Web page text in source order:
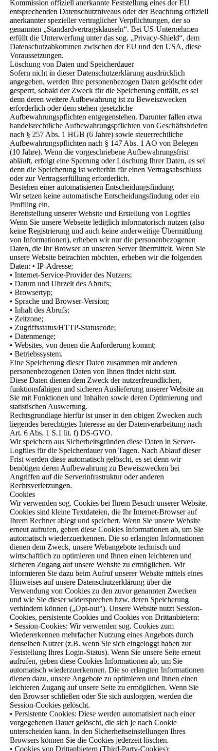
Kommission offiziell anerkannte Feststellung eines der EU
entsprechenden Datenschutzniveaus oder der Beachtung offiziell
anerkannter spezieller vertraglicher Verpflichtungen, der so
genannten „Standardvertragsklauseln“. Bei US-Unternehmen
erfüllt die Unterwerfung unter das sog. „Privacy-Shield“, dem
Datenschutzabkommen zwischen der EU und den USA, diese
Voraussetzungen.
Löschung von Daten und Speicherdauer
Sofern nicht in dieser Datenschutzerklärung ausdrücklich
angegeben, werden Ihre personenbezogen Daten gelöscht oder
gesperrt, sobald der Zweck für die Speicherung entfällt, es sei
denn deren weitere Aufbewahrung ist zu Beweiszwecken
erforderlich oder dem stehen gesetzliche
Aufbewahrungspflichten entgegenstehen. Darunter fallen etwa
handelsrechtliche Aufbewahrungspflichten von Geschäftsbriefen
nach § 257 Abs. 1 HGB (6 Jahre) sowie steuerrechtliche
Aufbewahrungspflichten nach § 147 Abs. 1 AO von Belegen
(10 Jahre). Wenn die vorgeschriebene Aufbewahrungsfrist
abläuft, erfolgt eine Sperrung oder Löschung Ihrer Daten, es sei
denn die Speicherung ist weiterhin für einen Vertragsabschluss
oder zur Vertragserfüllung erforderlich.
Bestehen einer automatisierten Entscheidungsfindung
Wir setzen keine automatische Entscheidungsfindung oder ein
Profiling ein.
Bereitstellung unserer Website und Erstellung von Logfiles
Wenn Sie unsere Webseite lediglich informatorisch nutzen (also
keine Registrierung und auch keine anderweitige Übermittlung
von Informationen), erheben wir nur die personenbezogenen
Daten, die Ihr Browser an unseren Server übermittelt. Wenn Sie
unsere Website betrachten möchten, erheben wir die folgenden
Daten: • IP-Adresse;
• Internet-Service-Provider des Nutzers;
• Datum und Uhrzeit des Abrufs;
• Browsertyp;
• Sprache und Browser-Version;
• Inhalt des Abrufs;
• Zeitzone;
• Zugriffsstatus/HTTP-Statuscode;
• Datenmenge;
• Websites, von denen die Anforderung kommt;
• Betriebssystem.
Eine Speicherung dieser Daten zusammen mit anderen
personenbezogenen Daten von Ihnen findet nicht statt.
Diese Daten dienen dem Zweck der nutzerfreundlichen,
funktionsfähigen und sicheren Auslieferung unserer Website an
Sie mit Funktionen und Inhalten sowie deren Optimierung und
statistischen Auswertung.
Rechtsgrundlage hierfür ist unser in den obigen Zwecken auch
liegendes berechtigtes Interesse an der Datenverarbeitung nach
Art. 6 Abs. 1 S.1 lit. f) DS-GVO.
Wir speichern aus Sicherheitsgründen diese Daten in Server-
Logfiles für die Speicherdauer von Tagen. Nach Ablauf dieser
Frist werden diese automatisch gelöscht, es sei denn wir
benötigen deren Aufbewahrung zu Beweiszwecken bei
Angriffen auf die Serverinfrastruktur oder anderen
Rechtsverletzungen.
Cookies
Wir verwenden sog. Cookies bei Ihrem Besuch unserer Website.
Cookies sind kleine Textdateien, die Ihr Internet-Browser auf
Ihrem Rechner ablegt und speichert. Wenn Sie unsere Website
erneut aufrufen, geben diese Cookies Informationen ab, um Sie
automatisch wiederzuerkennen. Die so erlangten Informationen
dienen dem Zweck, unsere Webangebote technisch und
wirtschaftlich zu optimieren und Ihnen einen leichteren und
sicheren Zugang auf unsere Website zu ermöglichen. Wir
informieren Sie dazu beim Aufruf unserer Website mittels eines
Hinweises auf unsere Datenschutzerklärung über die
Verwendung von Cookies zu den zuvor genannten Zwecken
und wie Sie dieser widersprechen bzw. deren Speicherung
verhindern können („Opt-out“). Unsere Website nutzt Session-
Cookies, persistente Cookies und Cookies von Drittanbietern:
• Session-Cookies: Wir verwenden sog. Cookies zum
Wiedererkennen mehrfacher Nutzung eines Angebots durch
denselben Nutzer (z.B. wenn Sie sich eingeloggt haben zur
Feststellung Ihres Login-Status). Wenn Sie unsere Seite erneut
aufrufen, geben diese Cookies Informationen ab, um Sie
automatisch wiederzuerkennen. Die so erlangten Informationen
dienen dazu, unsere Angebote zu optimieren und Ihnen einen
leichteren Zugang auf unsere Seite zu ermöglichen. Wenn Sie
den Browser schließen oder Sie sich ausloggen, werden die
Session-Cookies gelöscht.
• Persistente Cookies: Diese werden automatisiert nach einer
vorgegebenen Dauer gelöscht, die sich je nach Cookie
unterscheiden kann. In den Sicherheitseinstellungen Ihres
Browsers können Sie die Cookies jederzeit löschen.
• Cookies von Drittanbietern (Third-Party-Cookies):